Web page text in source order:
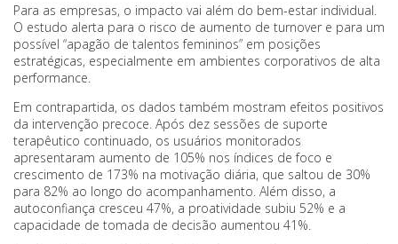
Para as empresas, o impacto vai além do bem-estar individual.
O estudo alerta para o risco de aumento de turnover e para um
possível “apagão de talentos femininos” em posições
estratégicas, especialmente em ambientes corporativos de alta
performance.
Em contrapartida, os dados também mostram efeitos positivos
da intervenção precoce. Após dez sessões de suporte
terapêutico continuado, os usuários monitorados
apresentaram aumento de 105% nos índices de foco e
crescimento de 173% na motivação diária, que saltou de 30%
para 82% ao longo do acompanhamento. Além disso, a
autoconfiança cresceu 47%, a proatividade subiu 52% e a
capacidade de tomada de decisão aumentou 41%.